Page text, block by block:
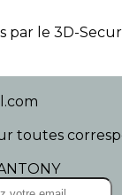
par le 3D-
toutes